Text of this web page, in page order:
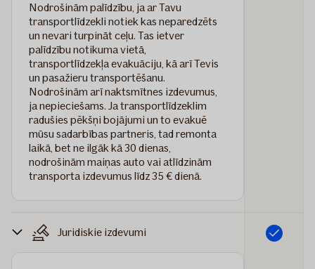
Nodrošinām palīdzību, ja ar Tavu
transportlīdzekli notiek kas neparedzēts
un nevari turpināt ceļu. Tas ietver
palīdzību notikuma vietā,
transportlīdzekļa evakuāciju, kā arī Tevis
un pasažieru transportēšanu.
Nodrošinām arī naktsmītnes izdevumus,
ja nepieciešams. Ja transportlīdzeklim
radušies pēkšņi bojājumi un to evakuē
mūsu sadarbības partneris, tad remonta
laikā, bet ne ilgāk kā 30 dienas,
nodrošinām maiņas auto vai atlīdzinām
transporta izdevumus līdz 35 € dienā.
Juridiskie izdevumi Iekļauts